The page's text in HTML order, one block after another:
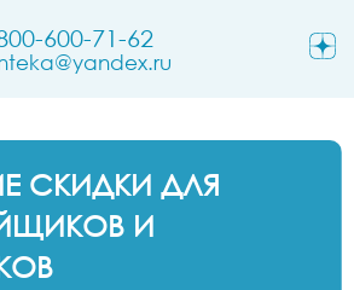
600-71-62
СКИДКИ ДЛЯ
И